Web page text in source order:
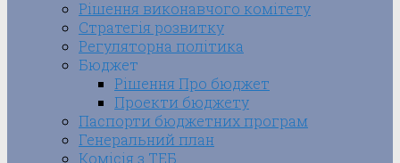
Рішення виконавчого комітету
Стратегія розвитку
Регуляторна політика
Бюджет
Рішення Про бюджет
Проекти бюджету
Паспорти бюджетних програм
Генеральний план
Комісія з ТЕБ